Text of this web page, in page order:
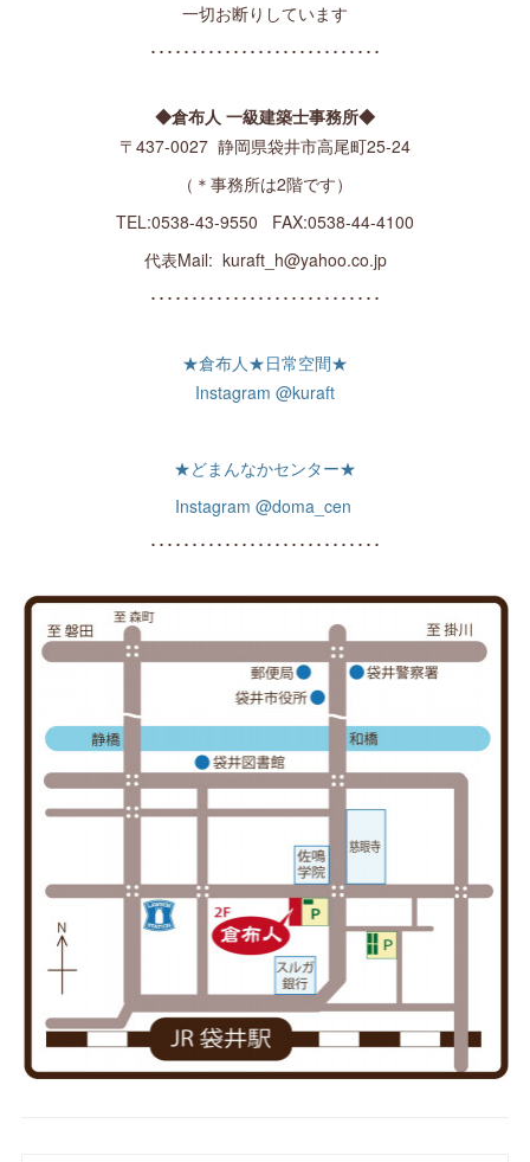
一切お断りしています
････････････････････････････
◆倉布人 一級建築士事務所◆
〒437-0027 静岡県袋井市高尾町25-24
（＊事務所は2階です）
TEL:0538-43-9550 FAX:0538-44-4100
代表Mail: kuraft_h@yahoo.co.jp
････････････････････････････
★倉布人★日常空間★
Instagram @kuraft
★どまんなかセンター★
Instagram @doma_cen
････････････････････････････